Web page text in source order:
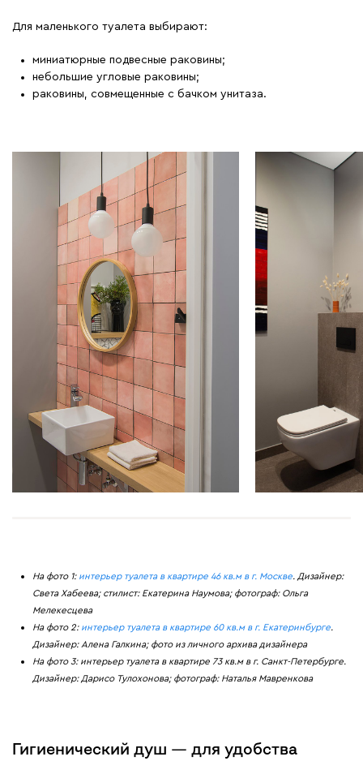
Для маленького туалета выбирают:
миниатюрные подвесные раковины;
небольшие угловые раковины;
раковины, совмещенные с бачком унитаза.
На фото 1: интерьер туалета в квартире 46 кв.м в г. Москве. Дизайнер:
Света Хабеева; стилист: Екатерина Наумова; фотограф: Ольга
Мелекесцева
На фото 2: интерьер туалета в квартире 60 кв.м в г. Екатеринбурге.
Дизайнер: Алена Галкина; фото из личного архива дизайнера
На фото 3: интерьер туалета в квартире 73 кв.м в г. Санкт-Петербурге.
Дизайнер: Дарисо Тулохонова; фотограф: Наталья Мавренкова
Гигиенический душ — для удобства